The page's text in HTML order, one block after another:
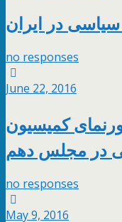
در ایران
no responses
June 22, 2016
کمیسیون
در مجلس دهم
no responses
May 9, 2016